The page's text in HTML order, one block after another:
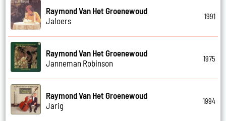
Raymond Van Het Groenewoud
Jaloers
1991
Raymond Van Het Groenewoud
Janneman Robinson
1975
Raymond Van Het Groenewoud
Jarig
1994